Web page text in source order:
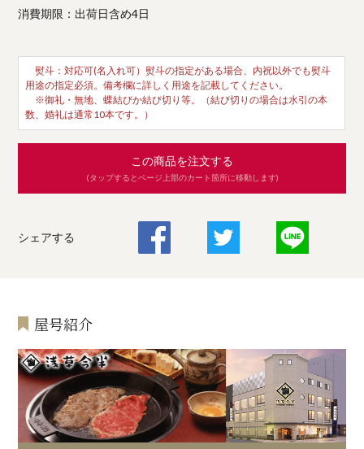
消費期限：出荷日含め4日
熨斗：対応可(名入れ可）熨斗の指定がある場合、内祝以外でも熨斗
用途の指定必須。備考欄に詳しく用途を記載してください。
※御礼・無地、蝶結びか結び切り等。（結び切りの場合は水引の本
数、婚礼は通常10本です。）
この商品を注文する
(タップするとページ上部のカート箇所に移動します)
シェアする
屋号紹介